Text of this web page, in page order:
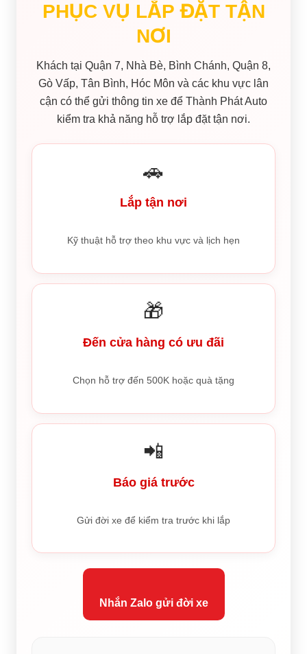
PHỤC VỤ LẮP ĐẶT TẬN
NƠI
Khách tại Quận 7, Nhà Bè, Bình Chánh, Quận 8,
Gò Vấp, Tân Bình, Hóc Môn và các khu vực lân
cận có thể gửi thông tin xe để Thành Phát Auto
kiểm tra khả năng hỗ trợ lắp đặt tận nơi.
🚗
Lắp tận nơi
Kỹ thuật hỗ trợ theo khu vực và lịch hẹn
🎁
Đến cửa hàng có ưu đãi
Chọn hỗ trợ đến 500K hoặc quà tặng
📲
Báo giá trước
Gửi đời xe để kiểm tra trước khi lắp
Nhắn Zalo gửi đời xe